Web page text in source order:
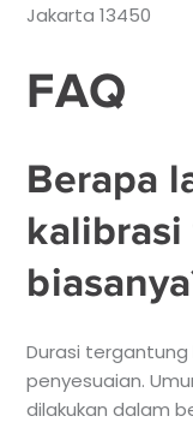
Jakarta 13450
FAQ
Berapa
kalibrasi
Durasi
penyesuaian.
dilakukan dalam